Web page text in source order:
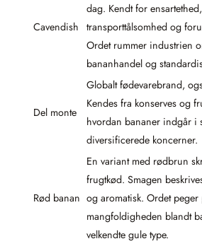
Cavendish
dag. Kendt for ensartethed,
transporttålsomhed og
Ordet rummer industrien
bananhandel og
Del monte
Globalt fødevarebrand,
Kendes fra konserves og
hvordan bananer indgår i
diversificerede koncerner.
Rød banan
En variant med rødbrun
frugtkød. Smagen
og aromatisk. Ordet peger
mangfoldigheden blandt
velkendte gule type.